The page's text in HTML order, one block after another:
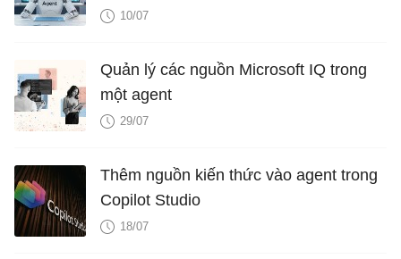
10/07
Quản lý các nguồn Microsoft IQ trong
một agent
29/07
Thêm nguồn kiến ​​thức vào agent trong
Copilot Studio
18/07